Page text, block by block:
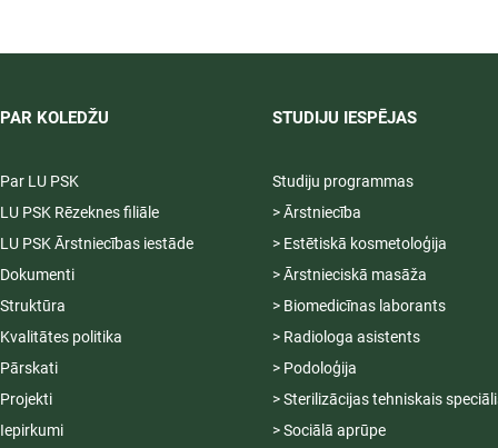
PAR KOLEDŽU
Par LU PSK
LU PSK Rēzeknes filiāle
LU PSK Ārstniecības iestāde
Dokumenti
Struktūra
Kvalitātes politika
Pārskati
Projekti
Iepirkumi
STUDIJU IESPĒJAS
Studiju programmas
> Ārstniecība
> Estētiskā kosmetoloģija
> Ārstnieciskā masāža
> Biomedicīnas laborants
> Radiologa asistents
> Podoloģija
> Sterilizācijas tehniskais
> Sociālā aprūpe